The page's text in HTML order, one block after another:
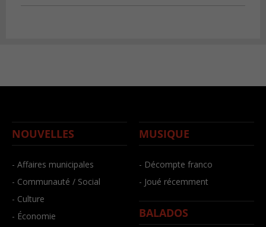
NOUVELLES
- Affaires municipales
- Communauté / Social
- Culture
- Économie
MUSIQUE
- Décompte franco
- Joué récemment
BALADOS